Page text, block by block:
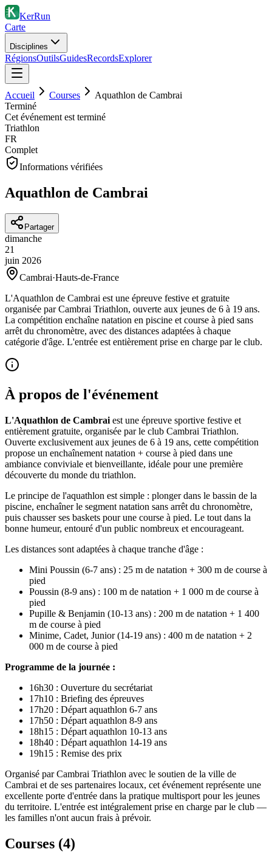
KerRun
Carte
Disciplines
RégionsOutilsGuidesRecordsExplorer
Accueil Courses
Aquathlon de Cambrai
Terminé
Cet événement est terminé
Triathlon
FR
Complet
Informations vérifiées
Aquathlon de Cambrai
Partager
dimanche
21
juin 2026
Cambrai·Hauts-de-France
L'Aquathlon de Cambrai est une épreuve festive et gratuite
organisée par Cambrai Triathlon, ouverte aux jeunes de 6 à 19 ans.
La compétition enchaîne natation en piscine et course à pied sans
arrêt du chronomètre, avec des distances adaptées à chaque
catégorie d'âge. L'entrée est entièrement prise en charge par le club.
À propos de l'événement
L'Aquathlon de Cambrai est une épreuve sportive festive et
entièrement gratuite, organisée par le club Cambrai Triathlon.
Ouverte exclusivement aux jeunes de 6 à 19 ans, cette compétition
propose un enchaînement natation + course à pied dans une
ambiance conviviale et bienveillante, idéale pour une première
découverte du monde du triathlon.
Le principe de l'aquathlon est simple : plonger dans le bassin de la
piscine, enchaîner le segment natation sans arrêt du chronomètre,
puis chausser ses baskets pour une course à pied. Le tout dans la
bonne humeur, entouré d'un public nombreux et encourageant.
Les distances sont adaptées à chaque tranche d'âge :
Mini Poussin (6-7 ans) : 25 m de natation + 300 m de course à
pied
Poussin (8-9 ans) : 100 m de natation + 1 000 m de course à
pied
Pupille & Benjamin (10-13 ans) : 200 m de natation + 1 400
m de course à pied
Minime, Cadet, Junior (14-19 ans) : 400 m de natation + 2
000 m de course à pied
Programme de la journée :
16h30 : Ouverture du secrétariat
17h10 : Briefing des épreuves
17h20 : Départ aquathlon 6-7 ans
17h50 : Départ aquathlon 8-9 ans
18h15 : Départ aquathlon 10-13 ans
18h40 : Départ aquathlon 14-19 ans
19h15 : Remise des prix
Organisé par Cambrai Triathlon avec le soutien de la ville de
Cambrai et de ses partenaires locaux, cet événement représente une
excellente porte d'entrée dans la pratique multisport pour les jeunes
du territoire. L'entrée est intégralement prise en charge par le club —
les familles n'ont aucun frais à prévoir.
Courses (4)